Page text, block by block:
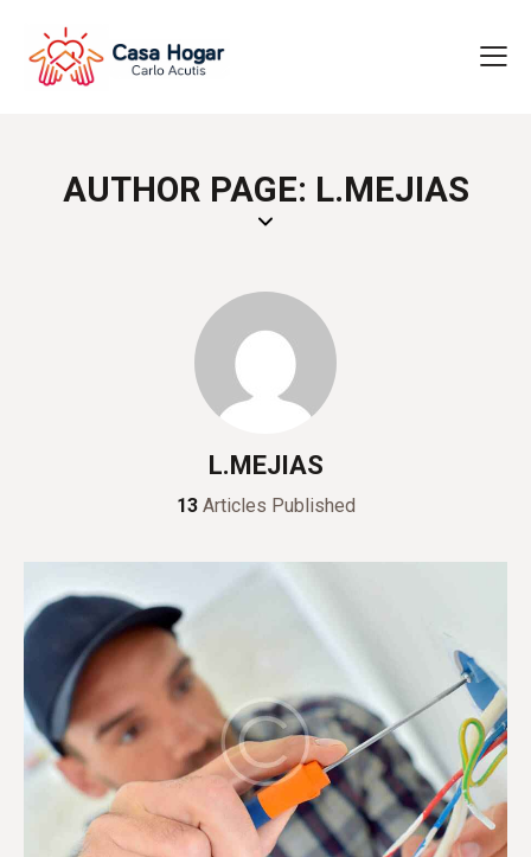
AUTHOR PAGE: L.MEJIAS
L.MEJIAS
13Articles Published